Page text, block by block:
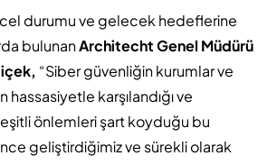
durumu ve gelecek hedeflerine
bulunanArchitecht Genel Müdürü
“Siber güvenliğin kurumlar ve
hassasiyetle karşılandığı ve
önlemleri şart koyduğu bu
geliştirdiğimiz ve sürekli olarak